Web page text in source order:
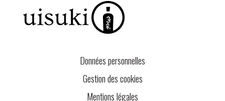
Données personnelles
Gestion des cookies
Mentions légales